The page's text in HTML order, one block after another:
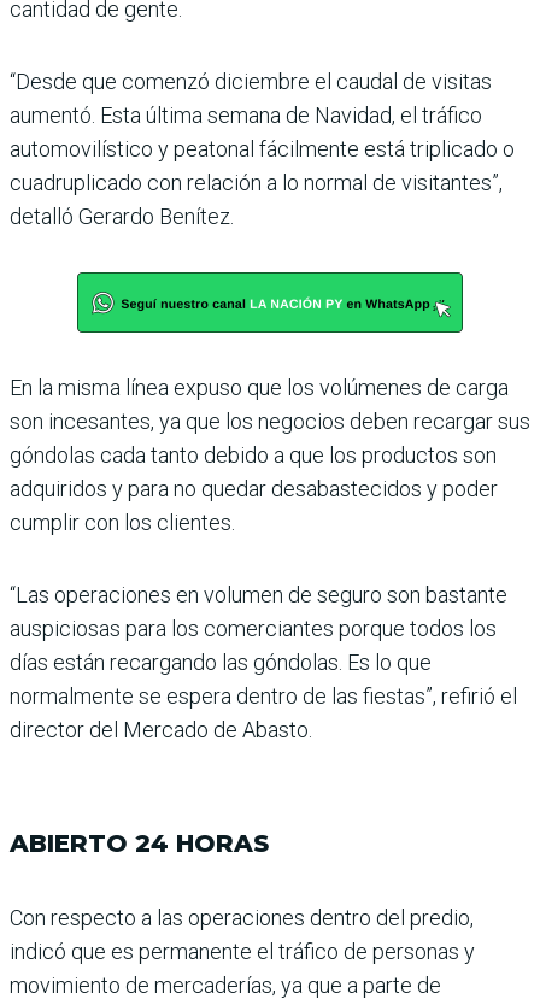
cantidad de gente.
“Desde que comenzó diciem­bre el caudal de visitas
aumentó. Esta última semana de Navidad, el tráfico
auto­movilístico y peatonal fácil­mente está triplicado o
cua­druplicado con relación a lo normal de visitantes”,
detalló Gerardo Benítez.
En la misma línea expuso que los volúmenes de carga
son incesantes, ya que los negocios deben recargar sus
góndolas cada tanto debido a que los pro­ductos son
adquiridos y para no quedar desabastecidos y poder
cumplir con los clientes.
“Las operaciones en volumen de seguro son bastante
auspi­ciosas para los comerciantes porque todos los
días están recargando las góndolas. Es lo que
normalmente se espera dentro de las fiestas”, refirió el
director del Mercado de Abasto.
ABIERTO 24 HORAS
Con respecto a las operacio­nes dentro del predio,
indicó que es permanente el tráfico de personas y
movimiento de mercaderías, ya que a parte de